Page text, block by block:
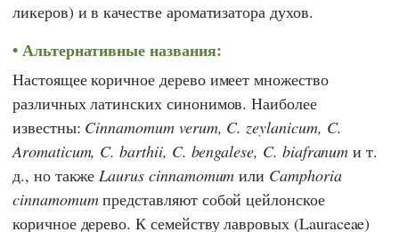
ликеров) и в качестве ароматизатора духов.
Альтернативные названия:
Настоящее коричное дерево имеет множество
различных латинских синонимов. Наиболее
известны: Cinnamomum verum, C. zeylanicum, C.
Aromaticum, C. barthii, C. bengalese, C. biafranum и т.
д., но такжеLaurus cinnamomum или Camphoria
cinnamomumпредставляют собой цейлонское
коричное дерево. К семейству лавровых (Lauraceae)